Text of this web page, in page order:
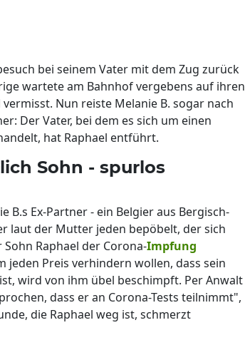
bei seinem Vater mit dem Zug zurück
wartete am Bahnhof vergebens auf ihren
Nun reiste Melanie B. sogar nach
Der Vater, bei dem es sich um einen
hat Raphael entführt.
Sohn - spurlos
B.s Ex-Partner - ein Belgier aus Bergisch-
laut der Mutter jeden bepöbelt, der sich
Raphael der Corona-Impfung
jeden Preis verhindern wollen, dass sein
wird von ihm übel beschimpft. Per Anwalt
dass er an Corona-Tests teilnimmt",
die Raphael weg ist, schmerzt